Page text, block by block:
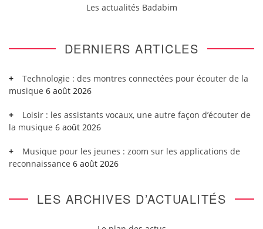
Les actualités Badabim
DERNIERS ARTICLES
Technologie : des montres connectées pour écouter de la
musique 6 août 2026
Loisir : les assistants vocaux, une autre façon d’écouter de
la musique 6 août 2026
Musique pour les jeunes : zoom sur les applications de
reconnaissance 6 août 2026
LES ARCHIVES D’ACTUALITÉS